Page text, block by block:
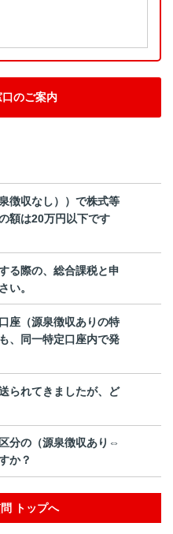
のご案内
徴収なし））で株式等
額は20万円以下です
る際の、総合課税と申
い。
座（源泉徴収ありの特
、同一特定口座内で発
られてきましたが、ど
分の（源泉徴収あり⇔
か？
トップへ